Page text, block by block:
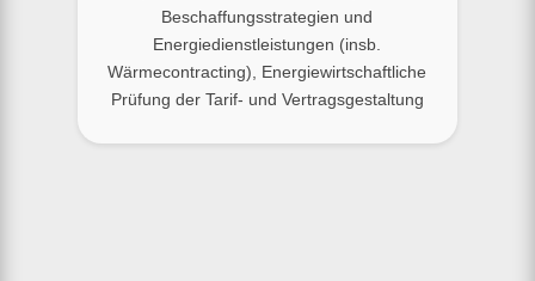
Beschaffungsstrategien und
Energiedienstleistungen (insb.
Wärmecontracting), Energiewirtschaftliche
Prüfung der Tarif- und Vertragsgestaltung